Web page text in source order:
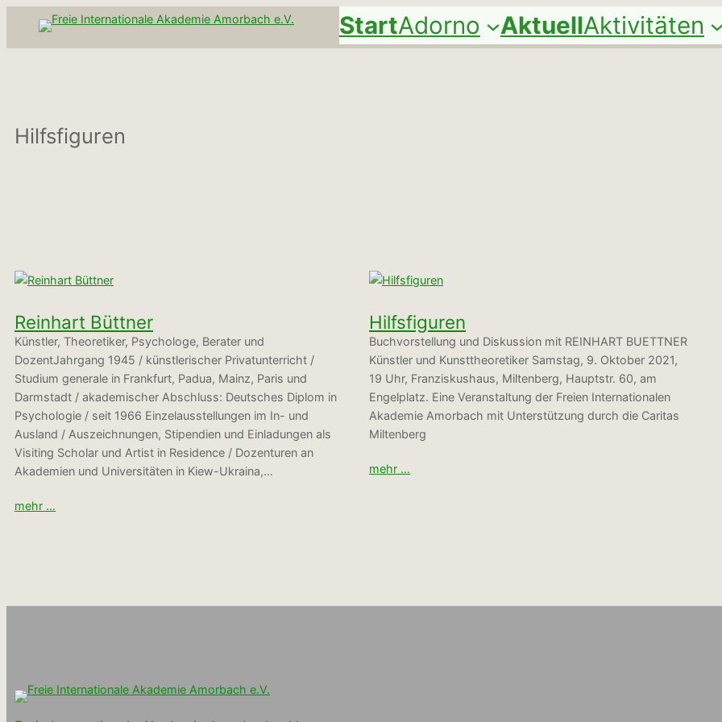
springen
StartAdorno AktuellAktivitäten
Hilfsfiguren
Reinhart Büttner
Künstler, Theoretiker, Psychologe, Berater und
DozentJahrgang 1945 / künstlerischer Privatunterricht /
Studium generale in Frankfurt, Padua, Mainz, Paris und
Darmstadt / akademischer Abschluss: Deutsches Diplom in
Psychologie / seit 1966 Einzelausstellungen im In- und
Ausland / Auszeichnungen, Stipendien und Einladungen als
Visiting Scholar und Artist in Residence / Dozenturen an
Akademien und Universitäten in Kiew-Ukraina,…
mehr …
Hilfsfiguren
Buchvorstellung und Diskussion mit REINHART BUETTNER
Künstler und Kunsttheoretiker Samstag, 9. Oktober 2021,
19 Uhr, Franziskushaus, Miltenberg, Hauptstr. 60, am
Engelplatz. Eine Veranstaltung der Freien Internationalen
Akademie Amorbach mit Unterstützung durch die Caritas
Miltenberg
mehr …